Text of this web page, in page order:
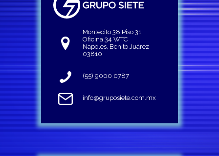
Montecito 38 Piso 31
Oficina 34 WTC
Napoles, Benito Juárez
03810
(55) 9000 0787
info@gruposiete.com.mx